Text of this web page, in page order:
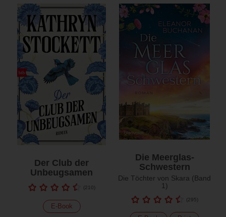
Der Club der
Unbeugsamen
(210)
E-Book
Die Meerglas-
Schwestern
Die Töchter von Skara (Band
1)
(295)